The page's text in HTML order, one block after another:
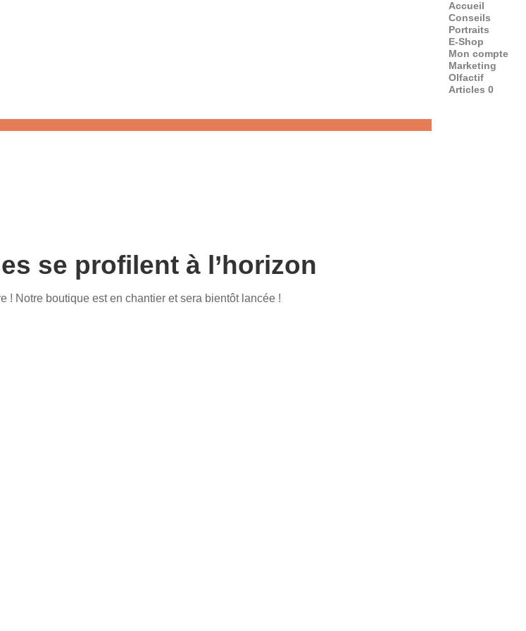
Accueil
Conseils
Portraits
E-Shop
Mon compte
Marketing
Olfactif
Articles 0
se profilent à l’horizon
! Notre boutique est en chantier et sera bientôt lancée !